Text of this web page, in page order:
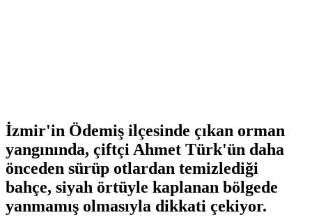
İzmir'in Ödemiş ilçesinde çıkan orman
yangınında, çiftçi Ahmet Türk'ün daha
önceden sürüp otlardan temizlediği
bahçe, siyah örtüyle kaplanan bölgede
yanmamış olmasıyla dikkati çekiyor.